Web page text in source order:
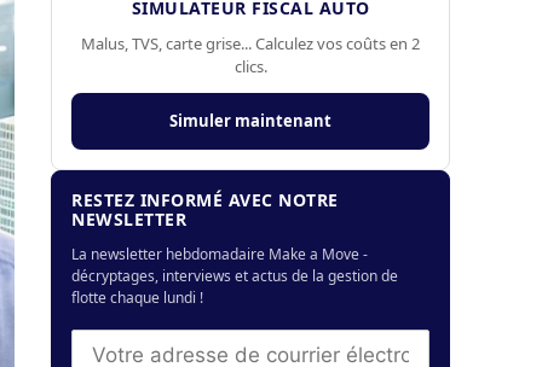
SIMULATEUR FISCAL AUTO
Malus, TVS, carte grise... Calculez vos coûts en 2
clics.
Simuler maintenant
RESTEZ INFORMÉ AVEC NOTRE
NEWSLETTER
La newsletter hebdomadaire Make a Move -
décryptages, interviews et actus de la gestion de
flotte chaque lundi !